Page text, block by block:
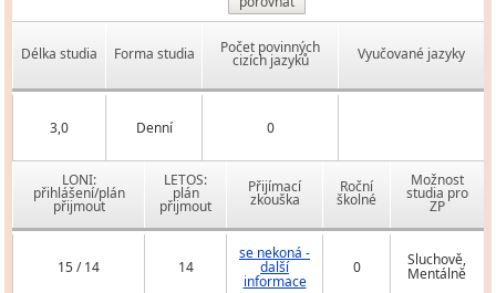
Délka studia Forma studia Počet povinných
cizích jazyků Vyučované jazyky
3,0 Denní 0
LONI:
přihlášení/plán
přijmout
LETOS:
plán
přijmout
Přijímací
zkouška
Roční
školné
Možnost
studia pro
ZP
15 / 14 14
se nekoná -
další
informace
0 Sluchově,
Mentálně